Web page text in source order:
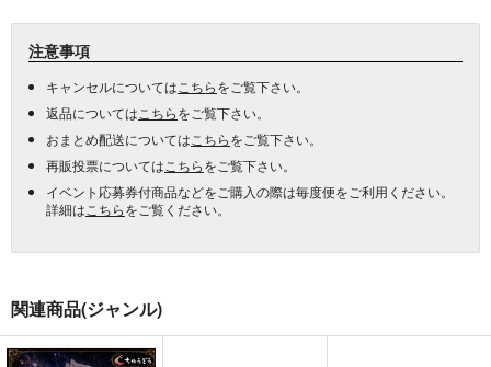
注意事項
キャンセルについては こちらをご覧下さい。
返品については こちらをご覧下さい。
おまとめ配送については こちらをご覧下さい。
再販投票については こちらをご覧下さい。
イベント応募券付商品などをご購入の際は毎度便をご利用ください。
詳細は こちらをご覧ください。
関連商品(ジャンル)